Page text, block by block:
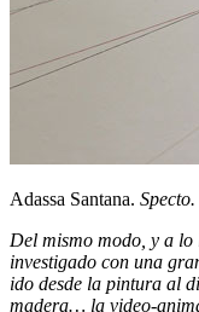
Adassa Santana.
Del mismo modo, y a
investigado con una
ido desde la pintura al
madera… la video-